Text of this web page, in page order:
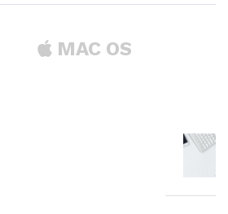
MAC OS